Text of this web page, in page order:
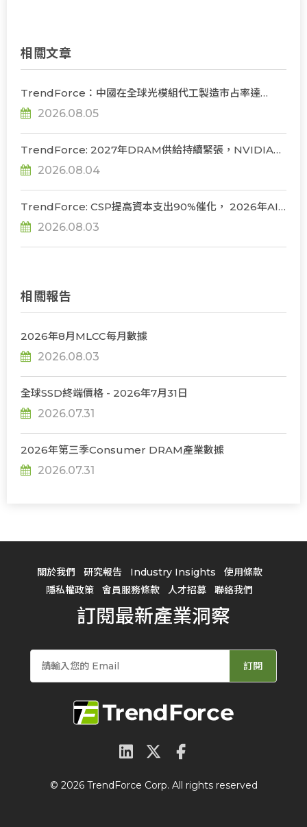
相關文章
TrendForce：中國在全球光模組代工製造市占率達
56%，若受禁令限制短期供應鏈難脫鉤
2026.08.05
TrendForce: 2027年DRAM供給持續緊張，NVIDIA評
估下調Rubin Ultra HBM配置
2026.08.04
TrendForce: CSP提高資本支出90%催化， 2026年AI
server出貨年增上看31%
2026.08.03
相關報告
2026年8月MLCC每月數據
2026.08.03
全球SSD終端價格 - 2026年7月31日
2026.07.31
2026年第三季Consumer DRAM產業數據
2026.07.31
關於我們 研究報告 Industry Insights
使用條款
隱私權政策
會員服務條款 人才招募 聯絡我們
訂閱最新產業洞察
訂閱
© 2026 TrendForce Corp. All rights reserved